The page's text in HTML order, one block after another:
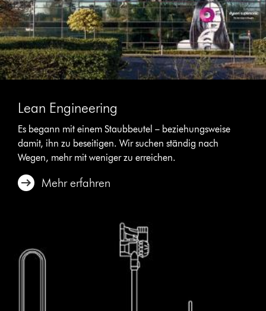
Lean Engineering
Es begann mit einem Staubbeutel – beziehungsweise
damit, ihn zu beseitigen. Wir suchen ständig nach
Wegen, mehr mit weniger zu erreichen.
Mehr erfahren